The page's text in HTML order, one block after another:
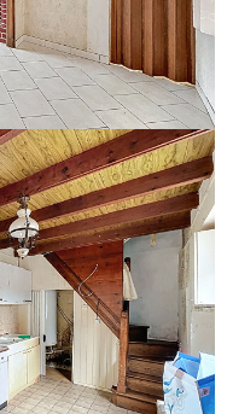
école...).
(94)
pour un usage standard :
2021, 2022 et 2023
bien est exposé sont
DELAMARCHE immobilier au